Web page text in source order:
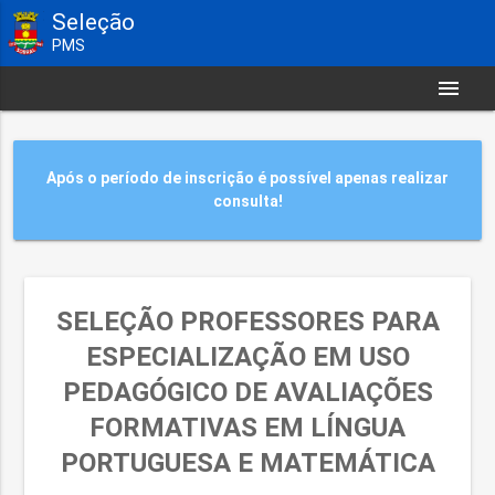
Seleção
PMS
menu
Após o período de inscrição é possível apenas realizar
consulta!
SELEÇÃO PROFESSORES PARA
ESPECIALIZAÇÃO EM USO
PEDAGÓGICO DE AVALIAÇÕES
FORMATIVAS EM LÍNGUA
PORTUGUESA E MATEMÁTICA